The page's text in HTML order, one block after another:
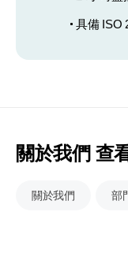
具備 ISO
關於我們 查
關於我們 部